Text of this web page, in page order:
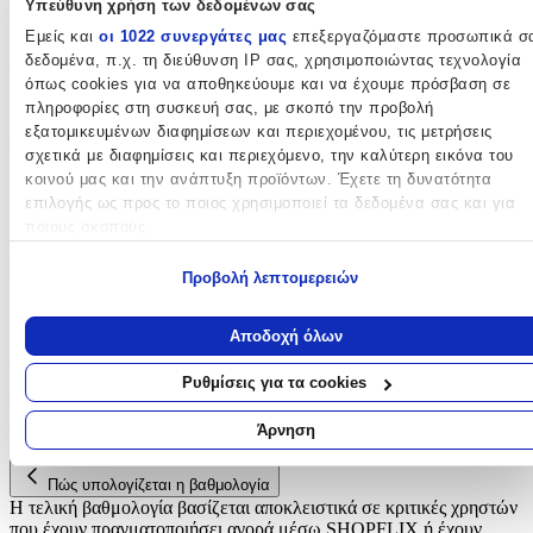
Υπεύθυνη χρήση των δεδομένων σας
Εμείς και οι 1022 συνεργάτες μας επεξεργαζόμαστε προσωπικά
δεδομένα, π.χ. τη διεύθυνση IP σας, χρησιμοποιώντας τεχνολογία
όπως cookies για να αποθηκεύουμε και να έχουμε πρόσβαση σε
πληροφορίες στη συσκευή σας, με σκοπό την προβολή
εξατομικευμένων διαφημίσεων και περιεχομένου, τις μετρήσεις
σχετικά με διαφημίσεις και περιεχόμενο, την καλύτερη εικόνα του
κοινού μας και την ανάπτυξη προϊόντων. Έχετε τη δυνατότητα
επιλογής ως προς το ποιος χρησιμοποιεί τα δεδομένα σας και για
Εάν μας επιτρέπετε, θα θέλαμε επίσης:
τοποθεσία, οι οποίες μπορεί να είναι ακριβείς σε απόσταση
Να αναγνωρίσουμε τη συσκευή σας σαρώνοντας ενεργά για
συγκεκριμένα χαρακτηριστικά (δακτυλικό αποτύπωμα)
Μάθετε περισσότερα σχετικά με τον τρόπο επεξεργασίας των
προσωπικών σας δεδομένων και καθορίστε τις προτιμήσεις σας
ενότητα “Λεπτομέρειες”. Μπορείτε να αλλάξετε ή να
τη συγκατάθεσή σας ανά πάσα στιγμή από τη Δήλωση Cookies.
Προβολή λεπτομερειών
Αποδοχή όλων
Ρυθμίσεις για τα cookies
Άρνηση
Χρώμα:
Λευκό
Περιεχόμενα:
Πετσέτα
Αξιολογήσεις
Προς το παρόν δεν υπάρχουν άλλες αξιολογήσεις. Όταν
προστεθούν, θα εμφανιστούν εδώ.
Πώς υπολογίζεται η βαθμολογία
Η τελική βαθμολογία βασίζεται αποκλειστικά σε κριτικές χρηστών